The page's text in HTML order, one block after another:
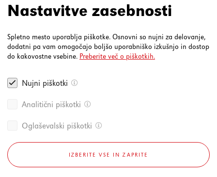
Nastavitve zasebnosti
Spletno mesto uporablja piškotke. Osnovni so nujni za delovanje,
dodatni pa vam omogočajo boljšo uporabniško izkušnjo in dostop
do kakovostne vsebine. Preberite več o piškotkih.
Nujni piškotki
Analitični piškotki
Oglaševalski piškotki
IZBERITE VSE IN ZAPRITE